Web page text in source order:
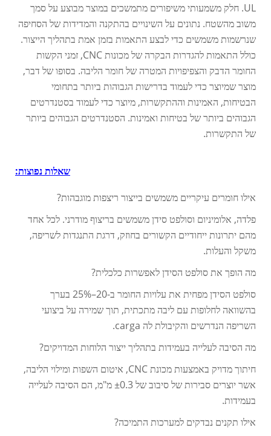
UL. חלק משמעותי משיפורים מתמשכים במוצר מבוצע על סמך
משוב מהשטח. נתונים על השינויים בהתקנה והמדידות של הסחיפה
שנרשמות משמשים כדי לבצע התאמות בזמן אמת בתהליך הייצור.
כולל התאמות להגדרות הבקרה של מכונות CNC, זמני הקשות
החומר הדבק והצפיפויות המטרה של חומר הליבה. בסופו של דבר,
מוצר שמיוצר כדי לעמוד בדרישות הגבוהות ביותר בתחומי
הבטיחות, האמינות וההתקשרות, מיוצר כדי לעמוד בסטנדרטים
הגבוהים ביותר של בטיחות ואמינות. הסטנדרטים הגבוהים ביותר
של התקשרות.
שאלות נפוצות:
אילו חומרים עיקריים משמשים בייצור ריצפות מוגבהות?
פלדה, אלומיניום וסולפט סידן משמשים בריצוף מודרני. לכל אחד
מהם יתרונות ייחודיים הקשורים בחוזק, דרגת התנגדות לשריפה,
משקל והעלות.
מה הופך את סולפט הסידן לאפשרות כלכלית?
סולפט הסידן מפחית את עלויות החומר ב-20–25% בערך
בהשוואה לחלופות עם ליבה מתכתית, תוך שמירה על ביצועי
השריפה הנדרשים והקיבולת לה carga.
מה הסיבה לעלייה בעמידות בתהליך ייצור הלוחות המדויקים?
חיתוך מדויק באמצעות מכונת CNC, איטום השפות ומילוי הליבה,
אשר יוצרים סבירות של סיבוב של ±0.3 מ"מ, הם הסיבה לעלייה
בעמידות.
אילו תקנים נבדקים למערכות התמיכה?